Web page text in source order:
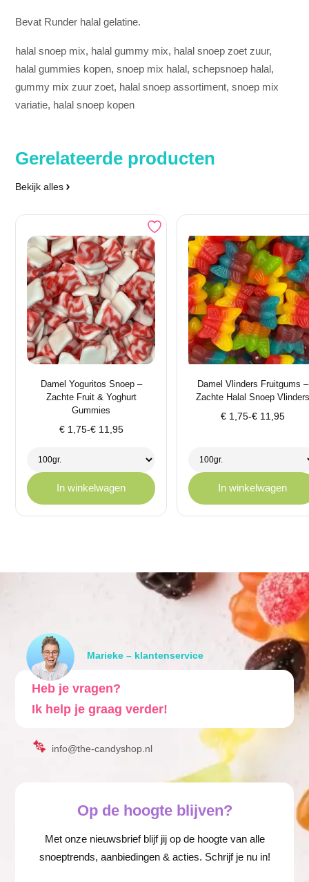
Bevat Runder halal gelatine.
halal snoep mix, halal gummy mix, halal snoep zoet zuur,
halal gummies kopen, snoep mix halal, schepsnoep halal,
gummy mix zuur zoet, halal snoep assortiment, snoep mix
variatie, halal snoep kopen
Gerelateerde producten
Bekijk alles
Damel Yoguritos Snoep –
Zachte Fruit & Yoghurt
Gummies
€1,75-€11,95
Prijsklasse:
tot
€ 11,95
In winkelwagen
Damel Vlinders Fruitgums –
Zachte Halal Snoep Vlinders
€1,75-€11,95
Prijsklasse:
€ 11,95
In winkelwagen
Marieke – klantenservice
Heb je vragen?
Ik help je graag verder!
info@the-candyshop.nl
Op de hoogte blijven?
Met onze nieuwsbrief blijf jij op de hoogte van alle
snoeptrends, aanbiedingen & acties. Schrijf je nu in!